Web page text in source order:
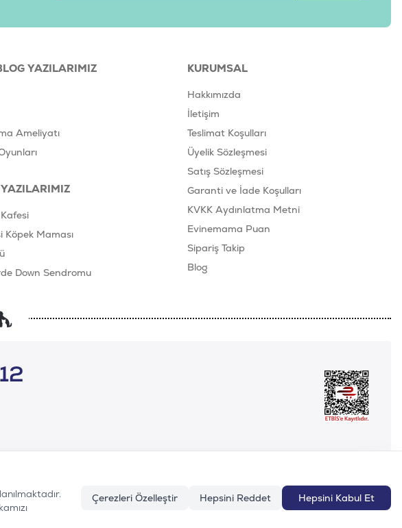
YAZILARIMIZ
Ameliyatı
Maması
Down Sendromu
KURUMSAL
Hakkımızda
İletişim
Teslimat Koşulları
Üyelik Sözleşmesi
Satış Sözleşmesi
Garanti ve İade Koşulları
KVKK Aydınlatma Metni
Evinemama Puan
Sipariş Takip
Blog
Çerezleri Özelleştir Hepsini Reddet Hepsini Kabul Et